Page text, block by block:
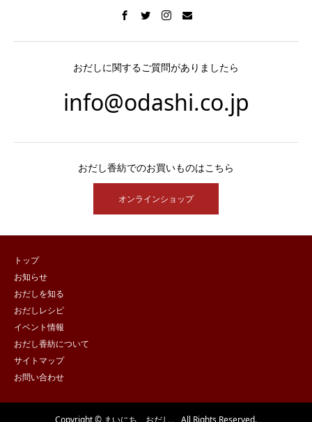
おだしに関するご質問がありましたら
info@odashi.co.jp
おだし香紡でのお買いものはこちら
オンラインショップ
トップ
お知らせ
おだしを知る
おだしレシピ
イベント情報
おだし香紡について
サイトマップ
お問い合わせ
Copyright © まいにち、おだし。 All Rights Reserved.